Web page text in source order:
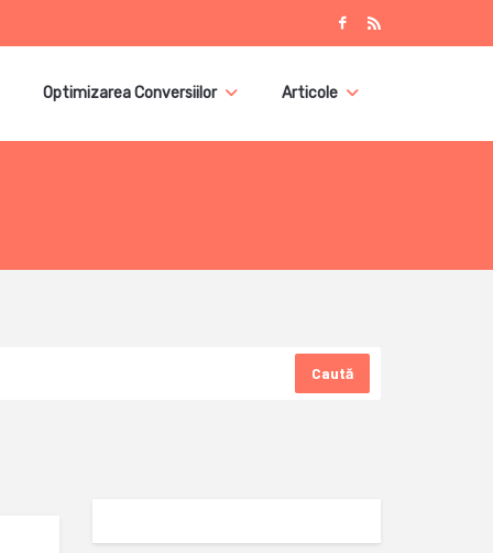
Optimizarea Conversiilor Articole
Caută